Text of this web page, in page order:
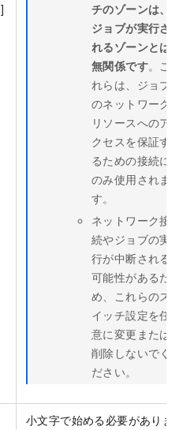
]
チのゾーンは、
ジョブが実行さ
れるゾーンとは
無関係です。こ
れらは、ジョブ
のネットワーク
リソースへのア
クセスを保証す
るための接続に
のみ使用されま
す。
ネットワーク接
続やジョブの実
行が中断される
可能性があるた
め、これらのス
イッチ設定を任
意に変更または
削除しないでく
ださい。
小文字で始める必要がありま